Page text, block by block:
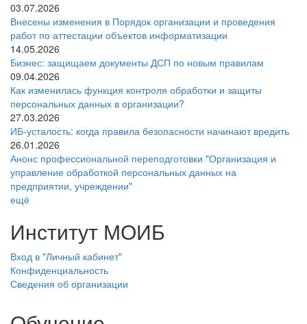
03.07.2026
Внесены изменения в Порядок организации и проведения
работ по аттестации объектов информатизации
14.05.2026
Бизнес: защищаем документы ДСП по новым правилам
09.04.2026
Как изменилась функция контроля обработки и защиты
персональных данных в организации?
27.03.2026
ИБ-усталость: когда правила безопасности начинают вредить
26.01.2026
Анонс профессиональной переподготовки "Организация и
управление обработкой персональных данных на
предприятии, учреждении"
ещё
Институт МОИБ
Вход в "Личный кабинет"
Конфиденциальность
Сведения об организации